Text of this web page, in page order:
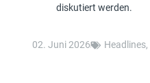
diskutiert werden.
02. Juni 2026 Headlines,